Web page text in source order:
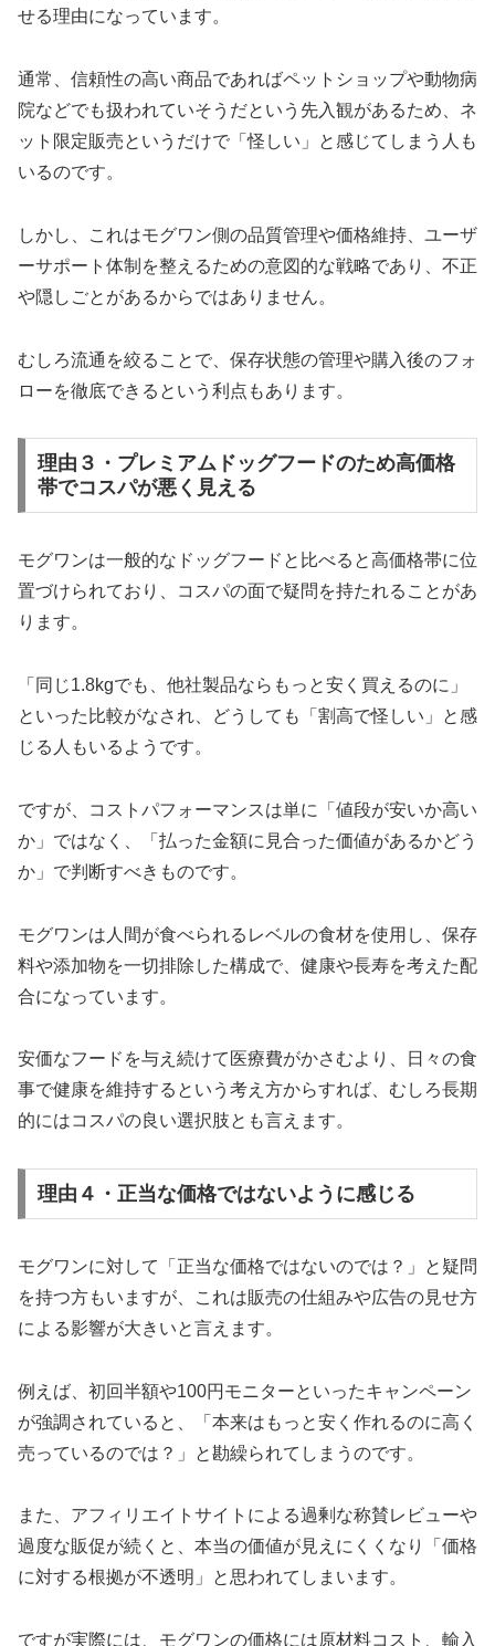
せる理由になっています。
通常、信頼性の高い商品であればペットショップや動物病
院などでも扱われていそうだという先入観があるため、ネ
ット限定販売というだけで「怪しい」と感じてしまう人も
いるのです。
しかし、これはモグワン側の品質管理や価格維持、ユーザ
ーサポート体制を整えるための意図的な戦略であり、不正
や隠しごとがあるからではありません。
むしろ流通を絞ることで、保存状態の管理や購入後のフォ
ローを徹底できるという利点もあります。
理由３・プレミアムドッグフードのため高価格
帯でコスパが悪く見える
モグワンは一般的なドッグフードと比べると高価格帯に位
置づけられており、コスパの面で疑問を持たれることがあ
ります。
「同じ1.8kgでも、他社製品ならもっと安く買えるのに」
といった比較がなされ、どうしても「割高で怪しい」と感
じる人もいるようです。
ですが、コストパフォーマンスは単に「値段が安いか高い
か」ではなく、「払った金額に見合った価値があるかどう
か」で判断すべきものです。
モグワンは人間が食べられるレベルの食材を使用し、保存
料や添加物を一切排除した構成で、健康や長寿を考えた配
合になっています。
安価なフードを与え続けて医療費がかさむより、日々の食
事で健康を維持するという考え方からすれば、むしろ長期
的にはコスパの良い選択肢とも言えます。
理由４・正当な価格ではないように感じる
モグワンに対して「正当な価格ではないのでは？」と疑問
を持つ方もいますが、これは販売の仕組みや広告の見せ方
による影響が大きいと言えます。
例えば、初回半額や100円モニターといったキャンペーン
が強調されていると、「本来はもっと安く作れるのに高く
売っているのでは？」と勘繰られてしまうのです。
また、アフィリエイトサイトによる過剰な称賛レビューや
過度な販促が続くと、本当の価値が見えにくくなり「価格
に対する根拠が不透明」と思われてしまいます。
ですが実際には、モグワンの価格には原材料コスト、輸入